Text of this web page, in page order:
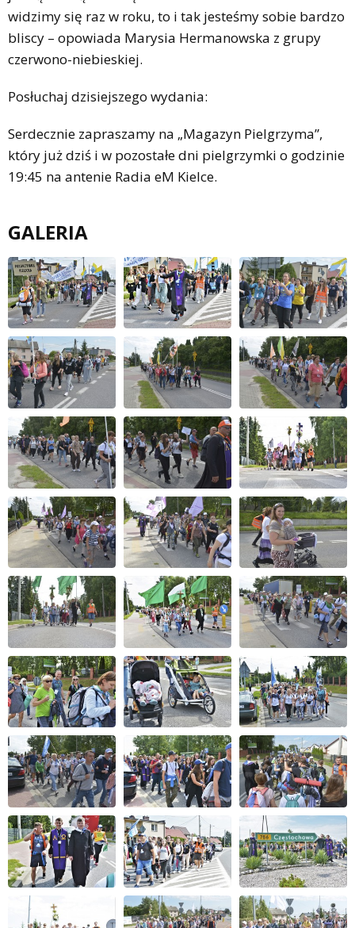
widzimy się raz w roku, to i tak jesteśmy sobie bardzo
bliscy – opowiada Marysia Hermanowska z grupy
czerwono-niebieskiej.
Posłuchaj dzisiejszego wydania:
Serdecznie zapraszamy na „Magazyn Pielgrzyma”,
który już dziś i w pozostałe dni pielgrzymki o godzinie
19:45 na antenie Radia eM Kielce.
GALERIA